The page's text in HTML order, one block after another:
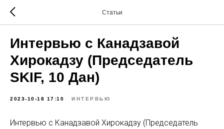
Статьи
Интервью с Канадзавой
Хирокадзу (Председатель
SKIF, 10 Дан)
2023-10-18 17:10 ИНТЕРВЬЮ
Интервью с Канадзавой Хирокадзу (Председатель